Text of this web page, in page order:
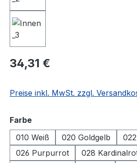
Regulärer Preis:
34,31 €
Preise inkl. MwSt. zzgl.
Farbeauswählen
010 Weiß
020 Goldgelb
026 Purpurrot
028